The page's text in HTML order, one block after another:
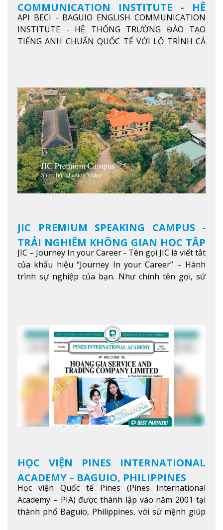
COMMUNICATION INSTITUTE - HỆ
THỐNG TRƯỜNG ĐÀO TẠO TIẾNG
ANH CHUẨN QUỐC TẾ
API BECI - BAGUIO ENGLISH COMMUNICATION
INSTITUTE - HỆ THỐNG TRƯỜNG ĐÀO TẠO
TIẾNG ANH CHUẨN QUỐC TẾ VỚI LỘ TRÌNH CÁ
JIC PREMIUM SPEAKING CAMPUS -
TRẢI NGHIỆM KHÔNG GIAN HỌC TẬP
5 SAO TẠI BAGUIO
JIC – Journey In your Career - Tên gọi JIC là viết tắt
của khẩu hiệu “Journey In your Career” – Hành
trình sự nghiệp của bạn. Như chính tên gọi, sứ
HỌC VIỆN PINES INTERNATIONAL
ACADEMY – BAGUIO, PHILIPPINES
Học viện Quốc tế Pines (Pines International
Academy – PIA) được thành lập vào năm 2001 tại
thành phố Baguio, Philippines, với sứ mệnh giúp